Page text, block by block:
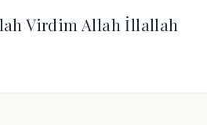
Virdim Allah İllallah